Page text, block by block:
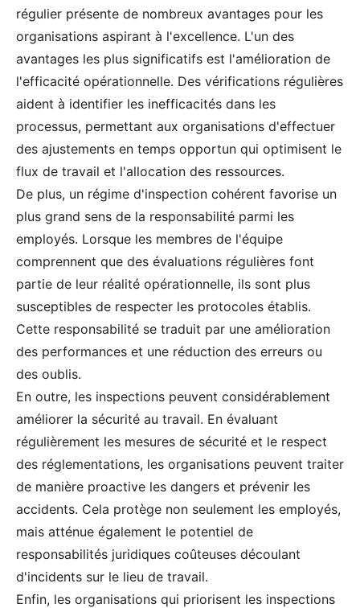
régulier présente de nombreux avantages pour les
organisations aspirant à l'excellence. L'un des
avantages les plus significatifs est l'amélioration de
l'efficacité opérationnelle. Des vérifications régulières
aident à identifier les inefficacités dans les
processus, permettant aux organisations d'effectuer
des ajustements en temps opportun qui optimisent le
flux de travail et l'allocation des ressources.
De plus, un régime d'inspection cohérent favorise un
plus grand sens de la responsabilité parmi les
employés. Lorsque les membres de l'équipe
comprennent que des évaluations régulières font
partie de leur réalité opérationnelle, ils sont plus
susceptibles de respecter les protocoles établis.
Cette responsabilité se traduit par une amélioration
des performances et une réduction des erreurs ou
des oublis.
En outre, les inspections peuvent considérablement
améliorer la sécurité au travail. En évaluant
régulièrement les mesures de sécurité et le respect
des réglementations, les organisations peuvent traiter
de manière proactive les dangers et prévenir les
accidents. Cela protège non seulement les employés,
mais atténue également le potentiel de
responsabilités juridiques coûteuses découlant
d'incidents sur le lieu de travail.
Enfin, les organisations qui priorisent les inspections